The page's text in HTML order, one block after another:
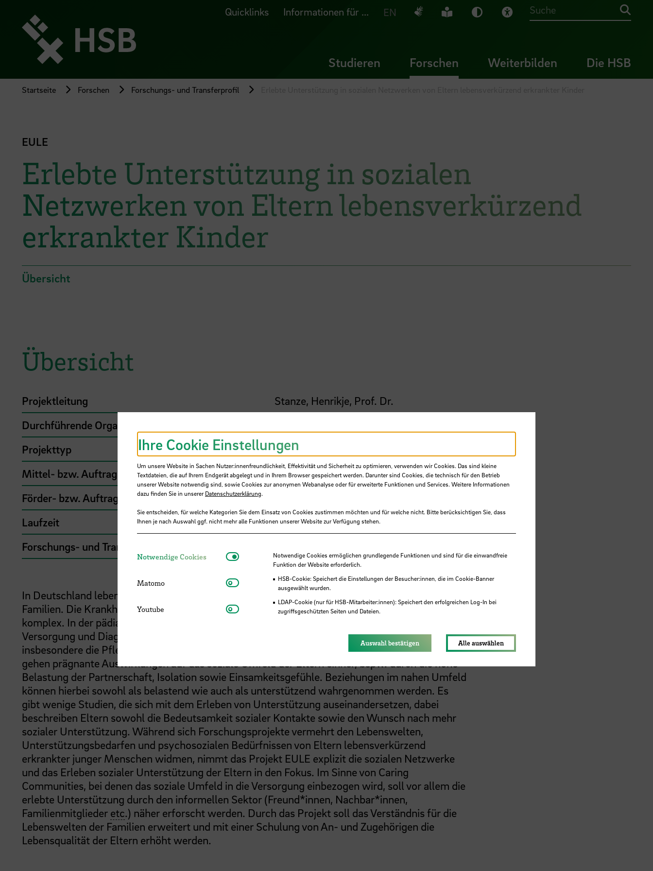
Seiteninhalt
springen
Quicklinks Informationen für ... EN Deutsche Gebärdensprache
Leichte Sprache
Dunkel-Modus
Visuelle Hilfe
Suche
Studieren Forschen Weiterbilden Die HSB
Startseite Forschen Forschungs- und Transferprofil
EULE
Erlebte Unterstützung in sozialen
Netzwerken von Eltern lebensverkürzend
erkrankter Kinder
Übersicht
Übersicht
Projektleitung
Stanze, Henrikje, Prof. Dr.
Durchführende Organisation
Projekttyp
HSB-intern gefördertes Projekt
Mittel- bzw. Auftragsgeber
Hochschule Bremen, F&E-Fonds
Förder- bzw. Auftragssumme
Laufzeit
04/2025 - 03/2026
Forschungs- und Transfercluster
In Deutschland leben
50.000 lebensverkürzend erkrankte junge Menschen mit ihren
Familien. Die Krankheitsbilder und -verläufe dieser Kinder und Jugendlichen sind heterogen und
komplex. In der pädiatrischen Palliativversorgung gilt die gesamte Familie als Adressatin der
Versorgung und Diagnose sowie Krankheitsverlauf sind hochbelastend für ebendiese –
insbesondere die Pflege des erkrankten Familienmitglieds. Mit der Erkrankung eines Kindes
gehen prägnante Auswirkungen auf das soziale Umfeld der Eltern einher, bspw. durch die hohe
Belastung der Partnerschaft, Isolation sowie Einsamkeitsgefühle. Beziehungen im nahen Umfeld
können hierbei sowohl als belastend wie auch als unterstützend wahrgenommen werden. Es
gibt wenige Studien, die sich mit dem Erleben von Unterstützung auseinandersetzen, dabei
beschreiben Eltern sowohl die Bedeutsamkeit sozialer Kontakte sowie den Wunsch nach mehr
sozialer Unterstützung. Während sich Forschungsprojekte vermehrt den Lebenswelten,
Unterstützungsbedarfen und psychosozialen Bedürfnissen von Eltern lebensverkürzend
erkrankter junger Menschen widmen, nimmt das Projekt EULE explizit die sozialen Netzwerke
und das Erleben sozialer Unterstützung der Eltern in den Fokus. Im Sinne von Caring
Communities, bei denen das soziale Umfeld in die Versorgung einbezogen wird, soll vor allem die
erlebte Unterstützung durch den informellen Sektor (Freund*innen, Nachbar*innen,
Familienmitglieder etc.) näher erforscht werden. Durch das Projekt soll das Verständnis für die
Lebenswelten der Familien erweitert und mit einer Schulung von An- und Zugehörigen die
Lebensqualität der Eltern erhöht werden.
Ihre Cookie Einstellungen
Um unsere Website in Sachen Nutzer:innenfreundlichkeit, Effektivität und Sicherheit zu optimieren, verwenden wir Cookies. Das sind kleine
Textdateien, die auf Ihrem Endgerät abgelegt und in Ihrem Browser gespeichert werden. Darunter sind Cookies, die technisch für den Betrieb
unserer Website notwendig sind, sowie Cookies zur anonymen Webanalyse oder für erweiterte Funktionen und Services. Weitere Informationen
dazu finden Sie in unsererDatenschutzerklärung.
Sie entscheiden, für welche Kategorien Sie dem Einsatz von Cookies zustimmen möchten und für welche nicht. Bitte berücksichtigen Sie, dass
Ihnen je nach Auswahl ggf. nicht mehr alle Funktionen unserer Website zur Verfügung stehen.
Notwendige Cookies Notwendige CookiesNotwendige Cookies ermöglichen grundlegende Funktionen und sind für die einwandfreie
Funktion der Website erforderlich.
HSB-Cookie: Speichert die Einstellungen der Besucher:innen, die im Cookie-Banner
ausgewählt wurden.
LDAP-Cookie (nur für HSB-Mitarbeiter:innen): Speichert den erfolgreichen Log-In bei
zugriffsgeschützten Seiten und Dateien.
Matomo Matomo
Youtube Youtube
Auswahl bestätigen Alle auswählen